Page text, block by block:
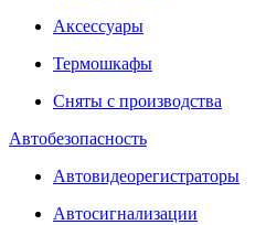
Аксессуары
Термошкафы
Сняты с производства
Автобезопасность
Автовидеорегистраторы
Автосигнализации